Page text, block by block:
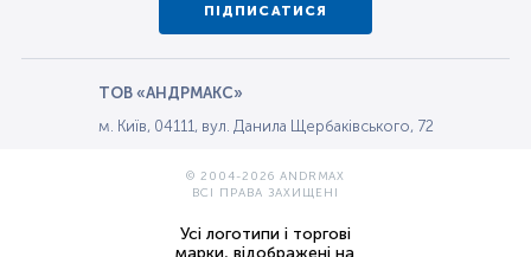
ПІДПИСАТИСЯ
ТОВ «АНДРМАКС»
м. Київ, 04111, вул. Данила Щербаківського, 72
© 2004-2026 ANDRMAX
ВСІ ПРАВА ЗАХИЩЕНІ
Усі логотипи і торгові
марки, відображені на